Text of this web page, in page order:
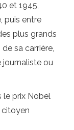
et 1945,
puis entre
plus grands
sa carrière,
journaliste ou
le prix Nobel
citoyen